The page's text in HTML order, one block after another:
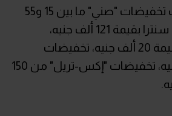
، وقد كانت تخفيضات "صني" ما بين 15 و55
ألف جنيه، تخفيضات سنترا بقيمة 121 ألف جنيه،
تخفيضات "جوك" بقيمة 20 ألف جنيه، تخفيضات
"قشقاي" 35 ألف جنيه، تخفيضات "إكس-تريل" من 150